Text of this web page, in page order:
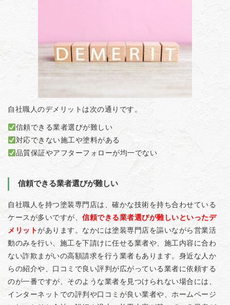
自社職人のデメリットは次の通りです。
信頼できる業者選びが難しい
対応できない施工や塗料がある
品質保証やアフターフォローが均一でない
信頼できる業者選びが難しい
自社職人を持つ塗装専門店は、確かな技術を持ち合わせている
ケースが多いですが、 信頼できる業者選びが難しいといったデ
メリットがあります。なかには塗装専門店を謳いながら営業活
動のみを行い、施工を下請けに任せる業者や、施工内容に合わ
ない詐欺まがいの高額請求を行う業者もあります。身近な人か
らの紹介や、口コミで良い評判が広がっている業者に依頼する
のが一番ですが、そのような業者を見つけられない場合には、
インターネットでの評判や口コミが良い業者や、ホームページ